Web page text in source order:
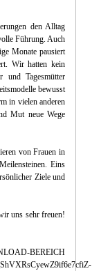
den Alltag
Führung. Auch
Monate pausiert
Wir hatten kein
Tagesmütter
bewusst
in vielen anderen
Mut neue Wege
von Frauen in
Eins
Ziele und
uns sehr freuen!